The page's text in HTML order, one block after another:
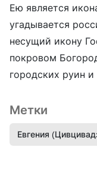
Ею является
угадывается
несущий икону
покровом
городских руин
Метки
Евгения